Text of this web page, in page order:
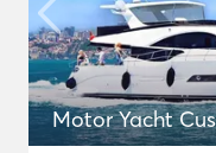
Motor Yacht